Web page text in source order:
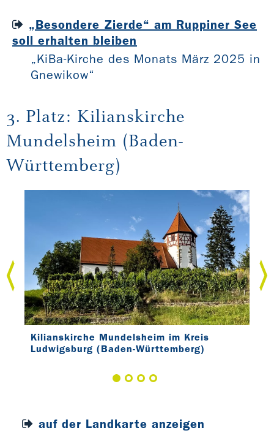
„Besondere Zierde“ am Ruppiner See
soll erhalten bleiben
„KiBa-Kirche des Monats März 2025 in
Gnewikow“
3. Platz: Kilianskirche
Mundelsheim (Baden-
Württemberg)
Kilianskirche Mundelsheim im Kreis
Ludwigsburg (Baden-Württemberg)
auf der Landkarte anzeigen